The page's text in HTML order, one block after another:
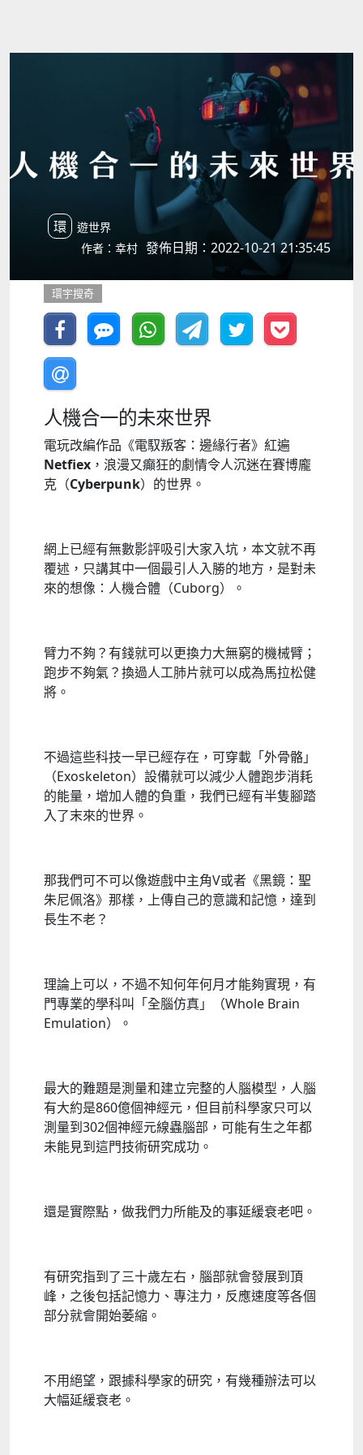
環遊世界
作者：幸村 發佈日期：2022-10-21 21:35:45
環宇搜奇
人機合一的未來世界
電玩改編作品《電馭叛客：邊緣行者》紅遍
Netfiex ，浪漫又癲狂的劇情令人沉迷在賽博龐
克（Cyberpunk）的世界。
網上已經有無數影評吸引大家入坑，本文就不再
覆述，只講其中一個最引人入勝的地方，是對未
來的想像：人機合體（Cuborg）。
臂力不夠？有錢就可以更換力大無窮的機械臂；
跑步不夠氣？換過人工肺片就可以成為馬拉松健
將。
不過這些科技一早已經存在，可穿載「外骨骼」
（Exoskeleton）設備就可以減少人體跑步消耗
的能量，增加人體的負重，我們已經有半隻腳踏
入了末來的世界。
那我們可不可以像遊戲中主角V或者《黑鏡：聖
朱尼佩洛》那樣，上傳自己的意識和記憶，達到
長生不老？
理論上可以，不過不知何年何月才能夠實現，有
門專業的學科叫「全腦仿真」（Whole Brain
Emulation）。
最大的難題是測量和建立完整的人腦模型，人腦
有大約是860億個神經元，但目前科學家只可以
測量到302個神經元線蟲腦部，可能有生之年都
未能見到這門技術研究成功。
還是實際點，做我們力所能及的事延緩衰老吧。
有研究指到了三十歲左右，腦部就會發展到頂
峰，之後包括記憶力、專注力，反應速度等各個
部分就會開始萎縮。
不用絕望，跟據科學家的研究，有幾種辦法可以
大幅延緩衰老。